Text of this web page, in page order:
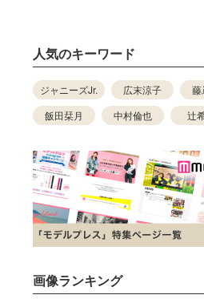
人気のキーワード
ジャニーズJr. 広末涼子
藤
飯田栞月
中村倫也 辻
画像ランキング